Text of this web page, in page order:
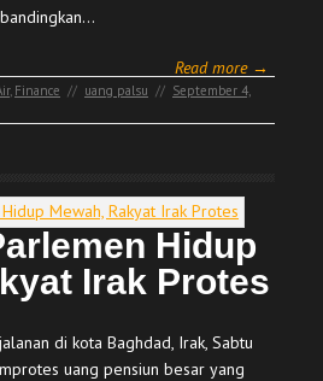
Read more →
, Finance // uang palsu // September 4,
Hidup
Irak Protes
di kota Baghdad, Irak, Sabtu
uang pensiun besar yang